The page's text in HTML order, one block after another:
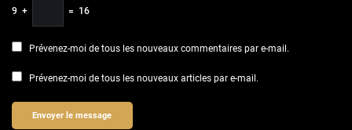
9 + = 16
Prévenez-moi de tous les nouveaux commentaires par e-mail.
Prévenez-moi de tous les nouveaux articles par e-mail.